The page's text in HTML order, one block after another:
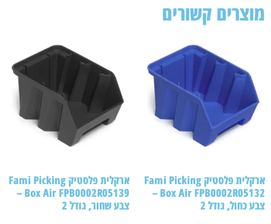
קשורים
ארקלית פלסטיק Fami Picking
Box Air FPB0002R05132 –
כחול, גודל 2
ארקלית פלסטיק Fami Picking
Box Air FPB0002R05139 –
צבע שחור, גודל 2